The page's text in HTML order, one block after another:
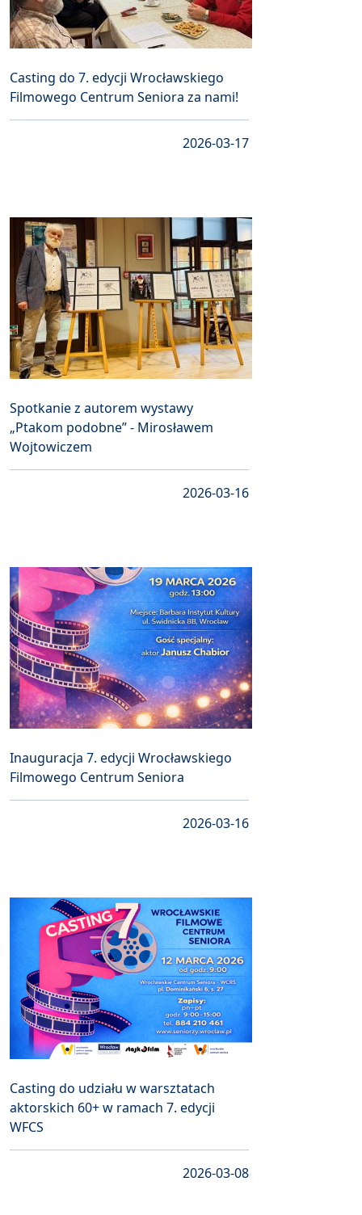
Casting do 7. edycji Wrocławskiego
Filmowego Centrum Seniora za nami!
2026-03-17
Spotkanie z autorem wystawy
„Ptakom podobne” - Mirosławem
Wojtowiczem
2026-03-16
Inauguracja 7. edycji Wrocławskiego
Filmowego Centrum Seniora
2026-03-16
Casting do udziału w warsztatach
aktorskich 60+ w ramach 7. edycji
WFCS
2026-03-08